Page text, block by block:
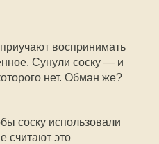
воспринимать
Сунули соску — и
нет. Обман же?
соску использовали
считают это